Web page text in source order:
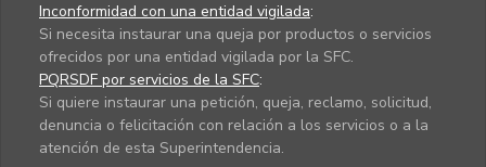
Inconformidad con una entidad vigilada:
Si necesita instaurar una queja por productos o servicios
ofrecidos por una entidad vigilada por la SFC.
PQRSDF por servicios de la SFC:
Si quiere instaurar una petición, queja, reclamo, solicitud,
denuncia o felicitación con relación a los servicios o a la
atención de esta Superintendencia.